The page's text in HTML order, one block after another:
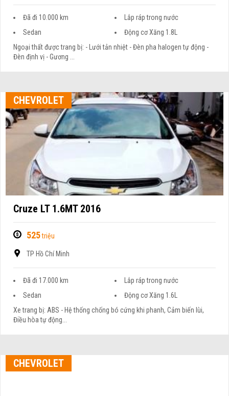
Đã đi 10.000 km
Lắp ráp trong nước
Sedan
Động cơ Xăng 1.8L
Ngoại thất được trang bị: - Lưới tản nhiệt - Đèn pha halogen tự động -
Đèn định vị - Gương ...
CHEVROLET
Cruze LT 1.6MT 2016
525triệu
TP Hồ Chí Minh
Đã đi 17.000 km
Lắp ráp trong nước
Sedan
Động cơ Xăng 1.6L
Xe trang bị: ABS - Hệ thống chống bó cứng khi phanh, Cảm biến lùi,
Điều hòa tự động...
CHEVROLET